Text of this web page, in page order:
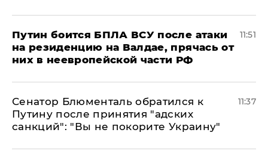
Путин боится БПЛА ВСУ после атаки
на резиденцию на Валдае, прячась от
них в неевропейской части РФ
11:51
Сенатор Блюменталь обратился к
Путину после принятия "адских
санкций": "Вы не покорите Украину"
11:37